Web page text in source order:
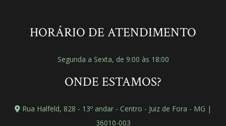
HORÁRIO DE ATENDIMENTO
Segunda a Sexta, de 9:00 às 18:00
ONDE ESTAMOS?
Rua Halfeld, 828 - 13º andar - Centro - Juiz de Fora - MG |
36010-003